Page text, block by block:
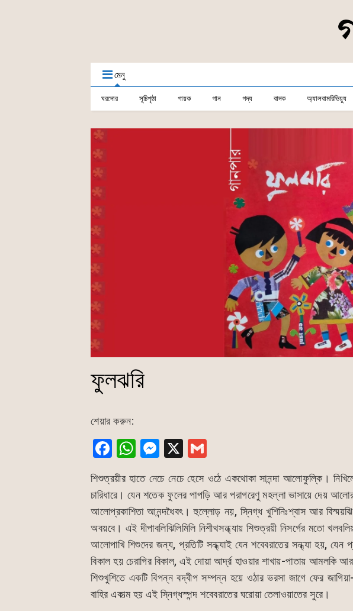
মেনু
ঘরদোর সূচিপৃষ্ঠা গায়ক গান গদ্য বাদক অ্যালবামরিভিয়্যু
ফুলঝরি
শেয়ার করুন:
F
a
c
e
b
o
o
k
W
at
s
A
p
p
M
s
s
e
n
g
er
X
m
ai
l
শিশুত্রয়ীর হাতে নেচে নেচে হেসে ওঠে একথোকা সানন্দা আলোফুল্কি।
চারিধারে। যেন শতেক ফুলের পাপড়ি আর পরাগরেণু মহল্লা ভাসায়ে দেয়
আলোপ্রকাশিতা আনন্দধৈবৎ। হুল্লোড় নয়, স্নিগ্ধ খুশিনিঃশ্বাস আর
অবয়বে। এই দীপাবলিঝিলিমিলি নিশীথসন্ধ্যায় শিশুত্রয়ী নিসর্গের মতো
আলোপাখি শিশুদের জন্য, প্রতিটি সন্ধ্যাই যেন শবেবরাতের সন্ধ্যা হয়, যেন
বিকাল হয় চেরাগির বিকাল, এই দোয়া আর্দ্র হাওয়ার শাখায়-পাতায় আমলকি
শিশুখুশিতে একটি বিপন্ন বদ্বীপ সম্পন্ন হয়ে ওঠার ভরসা জাগে ফের
বাহির একাত্ম হয় এই স্নিগ্ধস্পন্দ শবেবরাতের ঘরোয়া তেলাওয়াতের সুরে।